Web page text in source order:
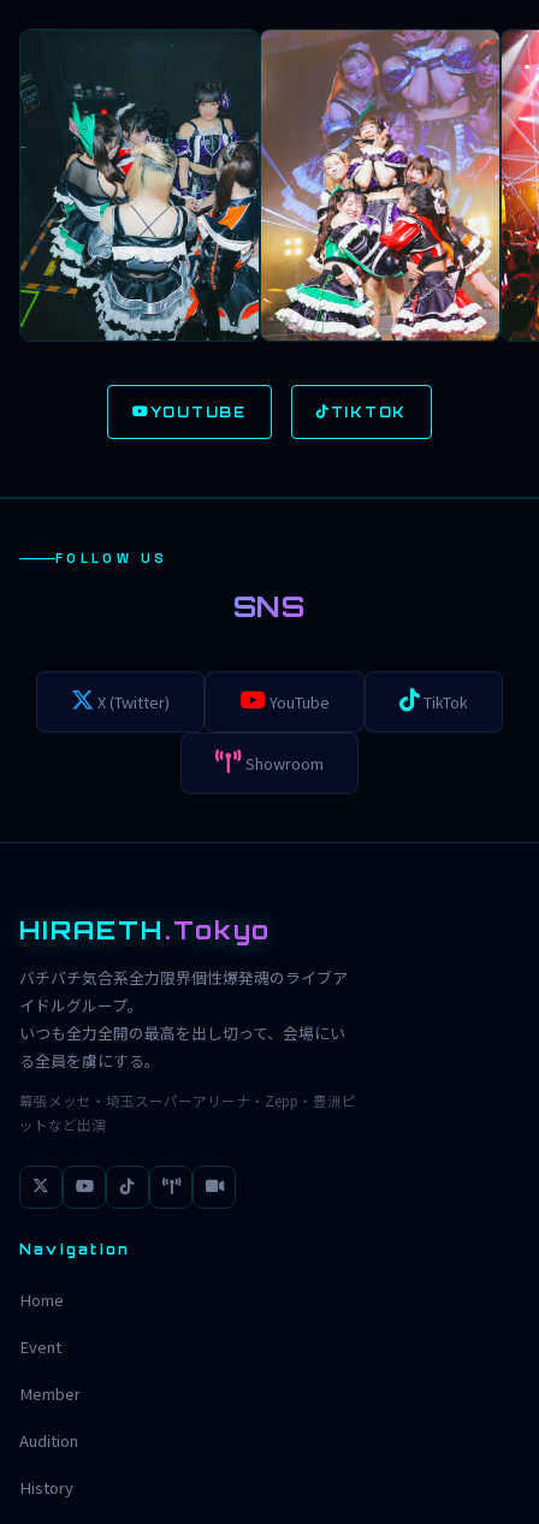
YOUTUBE TIKTOK
FOLLOW US
SNS
X (Twitter) YouTube TikTok
Showroom
HIRAETH.Tokyo
バチバチ気合系全力限界個性爆発魂のライブア
イドルグループ。
いつも全力全開の最高を出し切って、会場にい
る全員を虜にする。
幕張メッセ・埼玉スーパーアリーナ・Zepp・豊洲ピ
ットなど出演
Navigation
Home
Event
Member
Audition
History